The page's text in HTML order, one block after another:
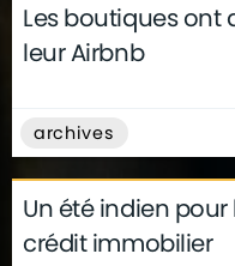
Les boutiques ont
leur Airbnb
archives
Un été indien pour
crédit immobilier